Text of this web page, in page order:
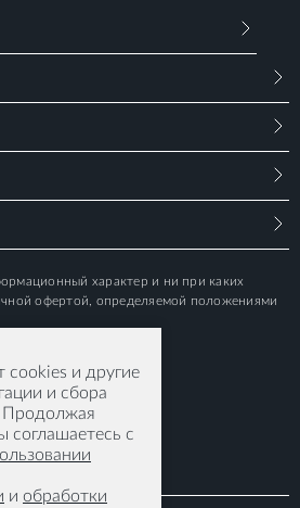
характер и ни при каких
офертой, определяемой положениями
cookies и другие
и сбора
Продолжая
соглашаетесь с
и обработки